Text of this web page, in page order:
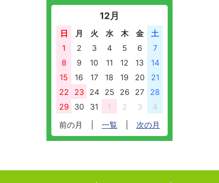
12月
日 月 火 水 木 金
土
1
2 3 4 5 6
7
8
9 10 11 12 13
14
15
16 17 18 19 20
21
22
23 24 25 26 27
28
29
30 31 1 2 3
4
前の月
一覧 次の月